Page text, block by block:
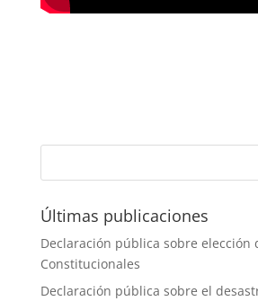
Últimas publicaciones
Declaración pública sobre elección
Constitucionales
Declaración pública sobre el